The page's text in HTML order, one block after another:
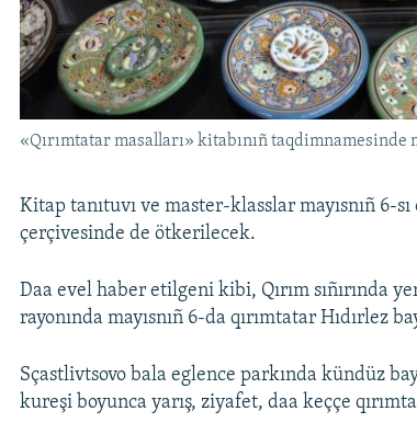
«Qırımtatar masalları» kitabınıñ
Kitap tanıtuvı ve master-klasslar mayısnıñ 6-
çerçivesinde de ötkerilecek.
Daa evel haber etilgeni kibi, Qırım sıñırında
rayonında mayısnıñ 6-da qırımtatar Hıdırlez
Sçastlivtsovo bala eglence parkında kündüz
kureşi boyunca yarış, ziyafet, daa keççe